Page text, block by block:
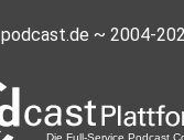
podcast.de ~ 2004-